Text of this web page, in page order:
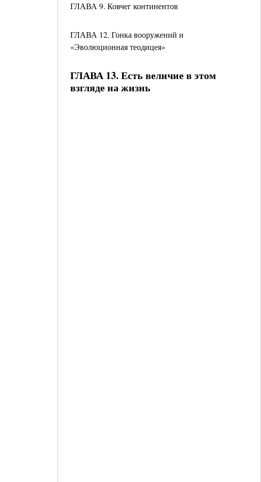
ГЛАВА 9. Ковчег континентов
ГЛАВА 12. Гонка вооружений и
«Эволюционная теодицея»
ГЛАВА 13. Есть величие в этом
взгляде на жизнь